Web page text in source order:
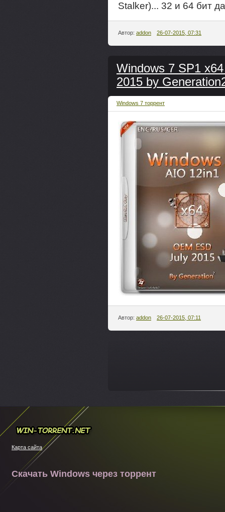
Stalker)... 32 и 64 бит
Автор: addon 26-07-2015, 07:31
Windows 7 SP1
2015 by
Windows 7 торрент
Автор: addon 26-07-2015, 07:11
Карта сайта
Скачать Windows через торрент